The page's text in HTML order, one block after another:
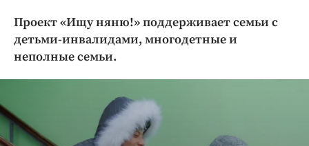
Культура
Недвижимость и ЖКХ
Праздники
Проект «Ищу няню!» поддерживает семьи с
детьми-инвалидами, многодетные и
неполные семьи.